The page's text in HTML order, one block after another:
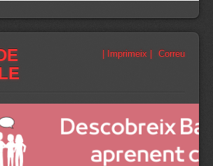
Correu
| Imprimeix |